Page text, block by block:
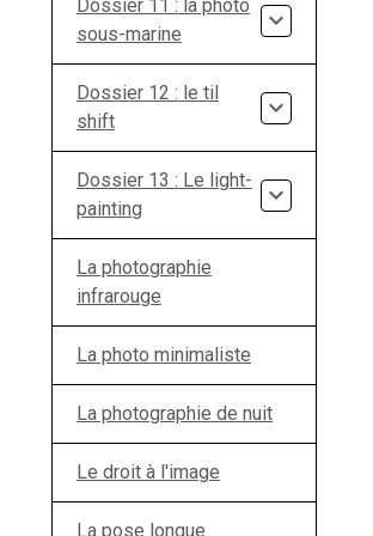
Dossier 11 : la photo
sous-marine
Dossier 12 : le til
shift
Dossier 13 : Le light-
painting
La photographie
infrarouge
La photo minimaliste
La photographie de nuit
Le droit à l'image
La pose longue